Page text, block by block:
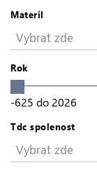
Materil
Vybrat zde
Rok
-625 do 2026
Tdc spolenost
Vybrat zde